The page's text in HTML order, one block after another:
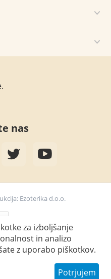
Dodaj v košarico
nas
Ezoterika d.o.o.
za izboljšanje
in analizo
z uporabo piškotkov.
Potrjujem